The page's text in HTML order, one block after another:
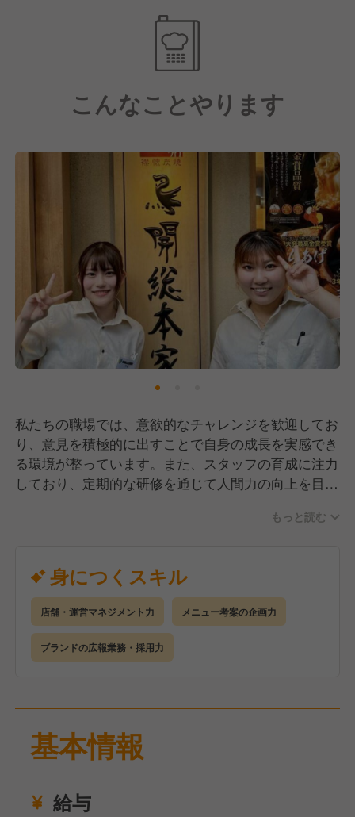
こんなことやります
私たちの職場では、意欲的なチャレンジを歓迎してお
り、意見を積極的に出すことで自身の成長を実感でき
る環境が整っています。また、スタッフの育成に注力
しており、定期的な研修を通じて人間力の向上を目指
努力が正当に評価され、実績が昇給や賞与に反映され
もっと読む
身につくスキル
店舗・運営マネジメント力 メニュー考案の企画力
ブランドの広報業務・採用力
基本情報
給与